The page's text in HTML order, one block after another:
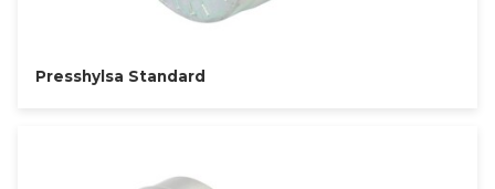
Presshylsa Standard